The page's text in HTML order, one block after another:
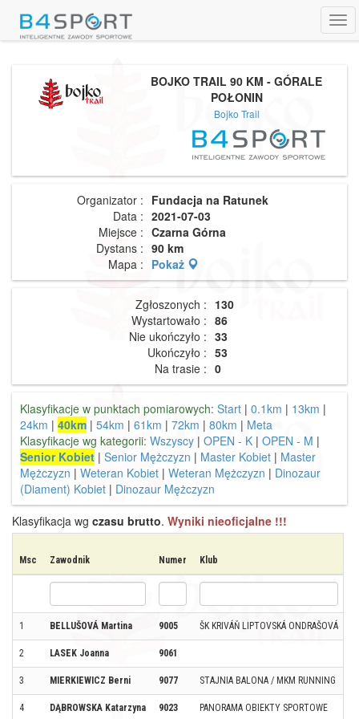
BOJKO TRAIL 90 KM - GÓRALE
POŁONIN
Bojko Trail
Organizator : Fundacja na Ratunek
Data : 2021-07-03
Miejsce : Czarna Górna
Dystans : 90 km
Mapa : Pokaż
Zgłoszonych : 130
Wystartowało : 86
Nie ukończyło : 33
Ukończyło : 53
Na trasie : 0
Klasyfikacje w punktach pomiarowych: Start | 0.1km | 13km |
24km | 40km | 54km | 61km | 72km | 80km | Meta
Klasyfikacje wg kategorii: Wszyscy | OPEN - K | OPEN - M |
Senior Kobiet | Senior Mężczyzn | Master Kobiet | Master
Mężczyzn | Weteran Kobiet | Weteran Mężczyzn | Dinozaur
(Diament) Kobiet | Dinozaur Mężczyzn
Klasyfikacja wg czasu brutto. Wyniki nieoficjalne !!!
Msc Zawodnik Numer Klub
1 BELLUŠOVÁ Martina 9005 ŠK KRIVÁŇ LIPTOVSKÁ ONDRAŠOVÁ
2 LASEK Joanna 9061
3 MIERKIEWICZ Berni 9077 STAJNIA BALONA / MKM RUNNING
4 DĄBROWSKA Katarzyna 9023 PANORAMA OBIEKTY SPORTOWE